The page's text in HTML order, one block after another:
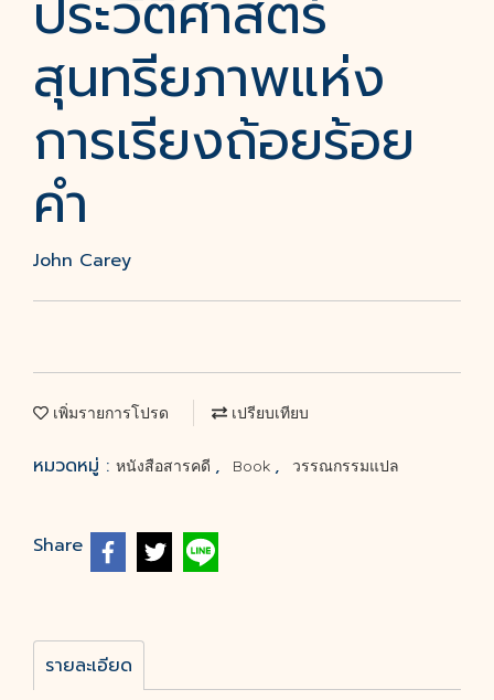
สุนทรียภาพแห่ง
การเรียงถ้อยร้อย
คำ
John Carey
เพิ่มรายการโปรด เปรียบเทียบ
หมวดหมู่ : หนังสือสารคดี , Book , วรรณกรรมแปล
Share
รายละเอียด